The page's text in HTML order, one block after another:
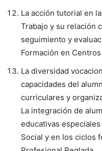
La acción tutorial en
Trabajo y su relación
seguimiento y
Formación en
La diversidad
capacidades del
curriculares y
La integración de
educativas
Social y en los ciclos